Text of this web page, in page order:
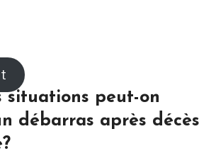
situations peut-on
débarras après décès